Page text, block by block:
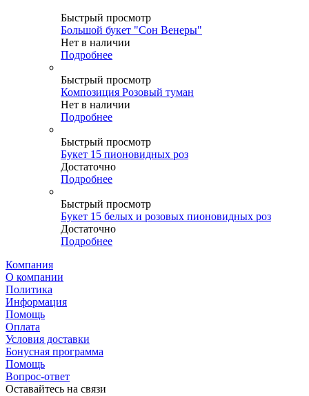
Быстрый просмотр
Большой букет "Сон Венеры"
Нет в наличии
Подробнее
Быстрый просмотр
Композиция Розовый туман
Нет в наличии
Подробнее
Быстрый просмотр
Букет 15 пионовидных роз
Достаточно
Подробнее
Быстрый просмотр
Букет 15 белых и розовых пионовидных роз
Достаточно
Подробнее
Компания
О компании
Политика
Информация
Помощь
Оплата
Условия доставки
Бонусная программа
Помощь
Вопрос-ответ
Оставайтесь на связи